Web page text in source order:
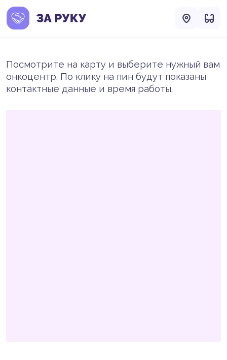
Посмотрите на карту и выберите нужный вам
онкоцентр. По клику на пин будут показаны
контактные данные и время работы.